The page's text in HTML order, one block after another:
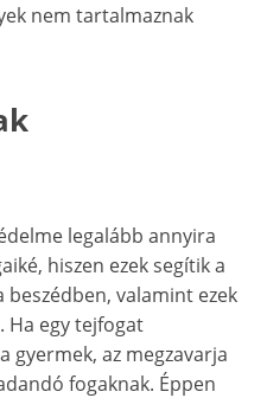
nem tartalmaznak
legalább annyira
hiszen ezek segítik a
beszédben, valamint ezek
Ha egy tejfogat
gyermek, az megzavarja
fogaknak. Éppen